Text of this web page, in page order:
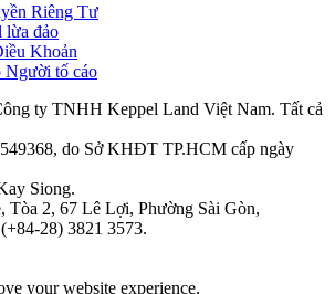
Riêng Tư
lừa đảo
Khoản
Người tố cáo
ty TNHH Keppel Land Việt Nam. Tất cả
do Sở KHĐT TP.HCM cấp ngày
Siong.
Tòa 2, 67 Lê Lợi, Phường Sài Gòn,
28) 3821 3573.
your website experience.